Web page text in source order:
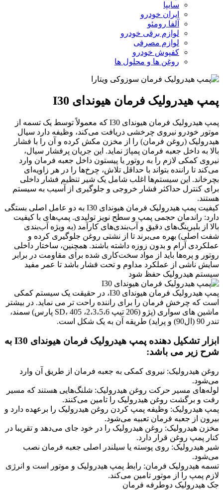
سایپا
ایران خودرو
آلفا رومئو
لوازم برقی خودرو
لوازم مصرفی
کفپوش خودرو
روغن ها و محلول ها
پمپ هیدرولیک فرمان هیوندای I30
پمپ هیدرولیک فرمان هیوندای I30 که معمولاً توسط یک تسمه از
موتور خودرو نیروی چرخشی دریافت می‌کند، وظیفه دارد سیال
هیدرولیک (روغن فرمان) را از مخزن مکش کرده و آن را با فشار
بالا به داخل جعبه فرمان پمپاژ نماید. این جریان پرفشار سیال،
نیروی کمکی لازم را به روتور یا پیستون داخل جعبه فرمان وارد
می‌کند تا راننده بتواند با حداقل تلاش، چرخ‌ها را در هر زاویه‌ای
بچرخاند. این سیستم‌ها اغلب شامل یک شیر تنظیم فشار داخلی
برای کنترل حداکثر فشار خروجی و جلوگیری از آسیب به سیستم
هستند.
کیفیت پمپ هیدرولیک فرمان هیوندای I30 به دو عامل اصلی بستگی
دارد: راندمان حجمی پمپ و سطح نویز تولیدی. پمپ‌های با کیفیت
بالا از بلبرینگ‌های دقیق و آب‌بندی‌های کارآمد (به ویژه آب‌بندی
شفت اصلی) بهره می‌برند تا از نشتی روغن جلوگیری کرده و
عملکردی آرام و بدون زوزه داشته باشند. همچنین، ساختار داخلی
روتور و پره‌ها باید از مواد سخت‌کاری شده برای مقاومت در برابر
سایش ناشی از عملکرد مداوم و تحت فشار باشد تا عمر مفید
سیستم هیدرولیک حفظ شود
پمپ هیدرولیک فرمان هیوندای I30، در حقیقت یک سیستم کمکی
است که چرخش فرمان را برای راننده راحت تر می نماید. در بیشتر
ماشین های سواری (پژو (206 تیپ 2،3،5،6، SD، 405 پارس) سمند،
تندر 90 (ال90) و پراید) طریقه آن به یک شکل است.
ابزار تشکیل دهنده پمپ هیدرولیک فرمان هیوندای I30 به
شرح زیر می باشد:
روغن هیدرولیک: نیروی کمکی به جعبه فرمان از طریق آن وارد
می‌شود.
لوله‌های مسیر حرکت روغن هیدرولیک: شلنگ‌هایی هستند که مسیر
رفت و برگشت روغن هیدرولیک را تامین می‌کنند.
پمپ هیدرولیک: وظیفه پمپ کردن روغن هیدرولیک را برعهده دارد و
بیرون از جعبه فرمان تعبیه می‌شود.
مخزن هیدرولیک: روغن هیدرولیک را در خود جای می‌دهد و تقریبا در
کنار پمپ روغن قرار دارد.
شیر هیدرولیک: روی پوسته یا سیلندر اصلی جعبه فرمان نصب
می‌شود.
تسمه هیدرولیک فرمان: رابط پمپ هیدرولیک و موتور است و انرژی
لازم پمپ را از موتور تامین می‌کند.
جک هیدرولیک دوطرفه فرمان